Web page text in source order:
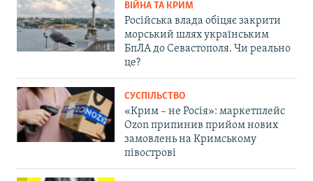
ВІЙНА ТА КРИМ
Російська влада обіцяє закрити
морський шлях українським
БпЛА до Севастополя. Чи реально
це?
СУСПІЛЬСТВО
«Крим – не Росія»: маркетплейс
Ozon припинив прийом нових
замовлень на Кримському
півострові